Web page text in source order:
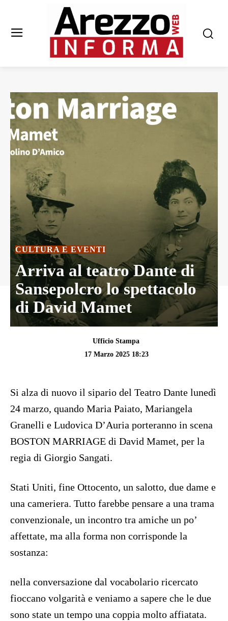
CULTURA E EVENTI
Arriva al teatro Dante di
Sansepolcro lo spettacolo
di David Mamet
Ufficio Stampa
17 Marzo 2025 18:23
Si alza di nuovo il sipario del Teatro Dante lunedì
24 marzo, quando Maria Paiato, Mariangela
Granelli e Ludovica D’Auria porteranno in scena
BOSTON MARRIAGE di David Mamet, per la
regia di Giorgio Sangati.
Stati Uniti, fine Ottocento, un salotto, due dame e
una cameriera. Tutto farebbe pensare a una trama
convenzionale, un incontro tra amiche un po’
affettate, ma alla forma non corrisponde la
sostanza:
nella conversazione dal vocabolario ricercato
fioccano volgarità e veniamo a sapere che le due
sono state un tempo una coppia molto affiatata.